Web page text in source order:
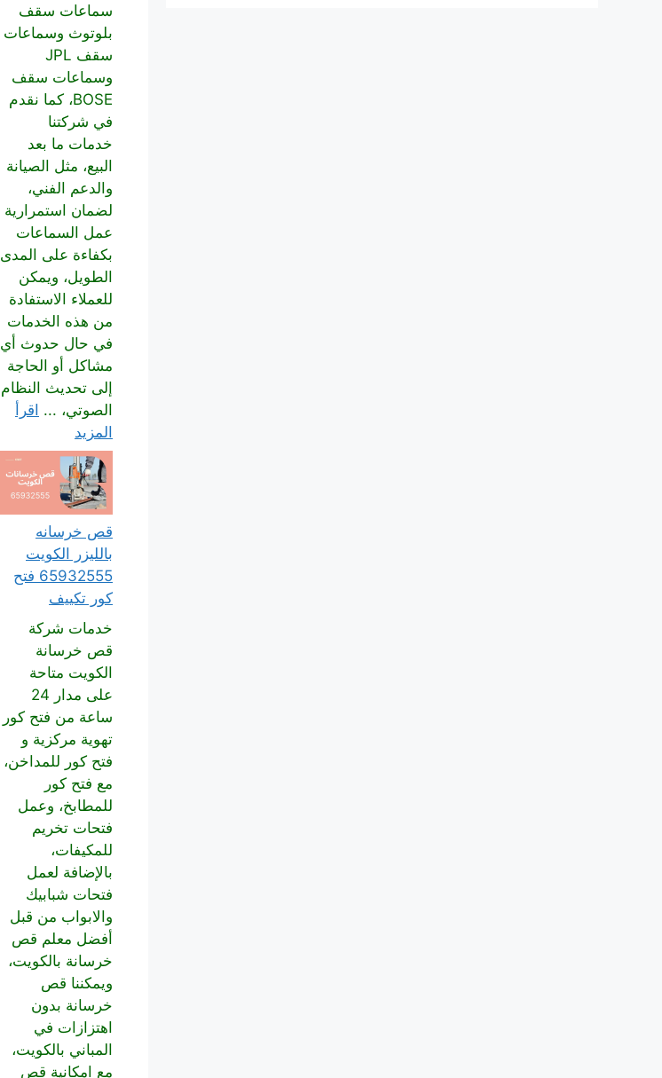
سماعات سقف
بلوتوث وسماعات
سقف JPL
وسماعات سقف
BOSE، كما نقدم
في شركتنا
خدمات ما بعد
البيع، مثل الصيانة
والدعم الفني،
لضمان استمرارية
عمل السماعات
بكفاءة على المدى
الطويل، ويمكن
للعملاء الاستفادة
من هذه الخدمات
في حال حدوث أي
مشاكل أو الحاجة
إلى تحديث النظام
الصوتي، ... اقرأ
المزيد
قص خرسانه
بالليزر الكويت
65932555 فتح
كور تكييف
خدمات شركة
قص خرسانة
الكويت متاحة
على مدار 24
ساعة من فتح كور
تهوية مركزية و
فتح كور للمداخن،
مع فتح كور
للمطابخ، وعمل
فتحات تخريم
للمكيفات،
بالإضافة لعمل
فتحات شبابيك
والابواب من قبل
أفضل معلم قص
خرسانة بالكويت،
ويمكننا قص
خرسانة بدون
اهتزازات في
المباني بالكويت،
مع امكانية قص